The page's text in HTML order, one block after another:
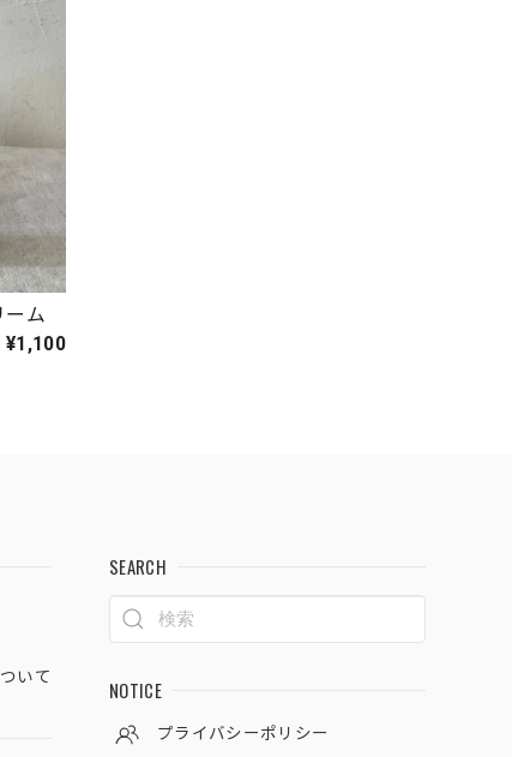
ーム
¥1,100
いて
SEARCH
NOTICE
プライバシーポリシー